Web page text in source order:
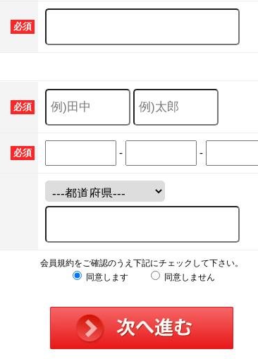
必須
必須
必須 - -
会員規約をご確認のうえ下記にチェックして下さい。
同意します
同意しません